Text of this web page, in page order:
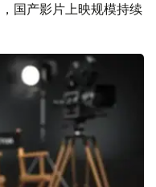
国产影片上映规模持续